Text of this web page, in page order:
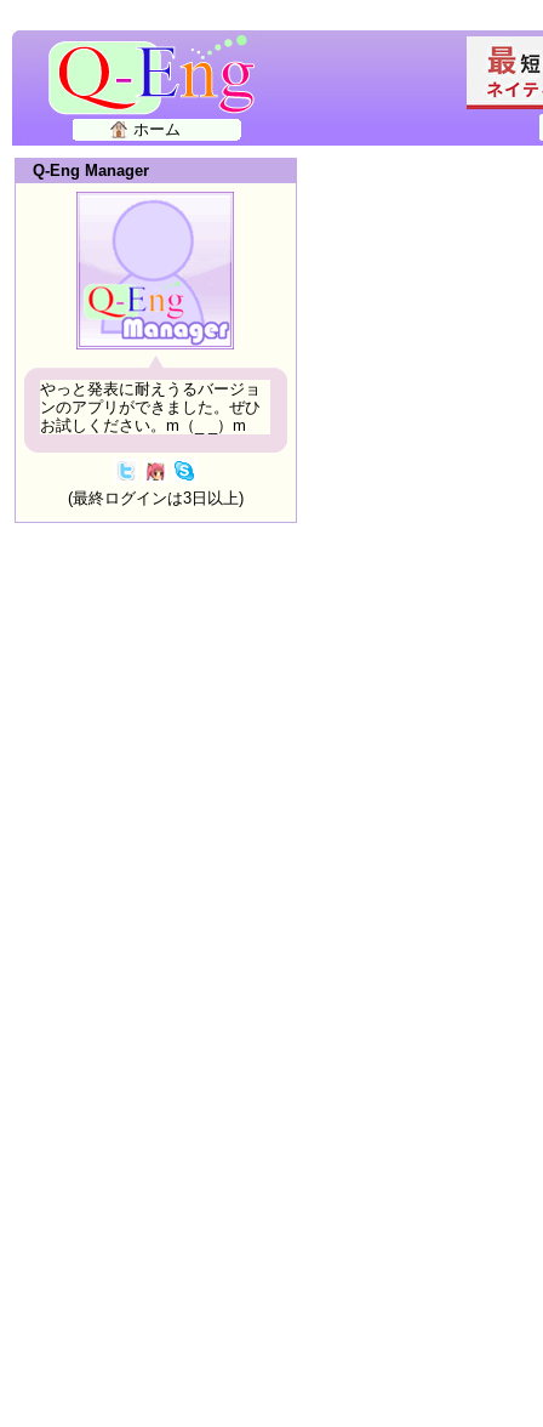
ホーム
Q-Eng Manager
やっと発表に耐えうるバージョ
ンのアプリができました。ぜひ
お試しください。m（_ _）m
(最終ログインは3日以上)